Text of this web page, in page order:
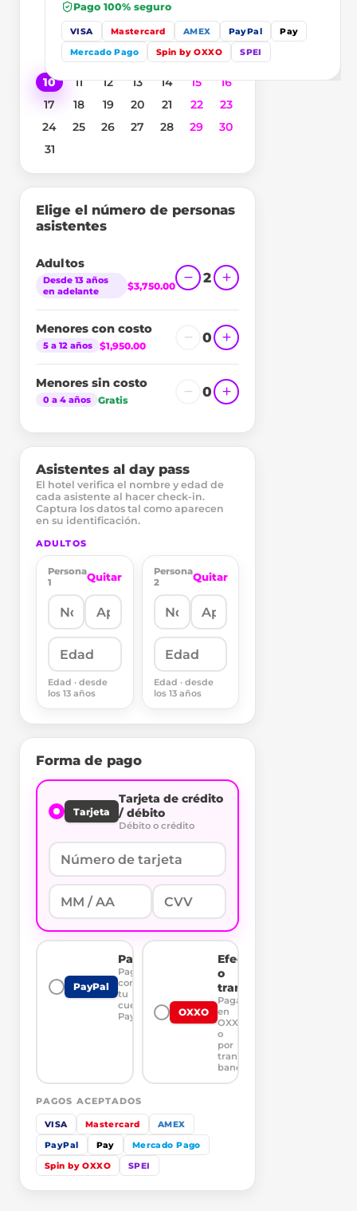
1
2
4 5 6 7 8
9
10
11 12 13 14 15
16
17
18 19 20 21 22
23
24
25 26 27 28 29
30
31
Elige el número de personas
asistentes
Adultos
Desde 13 años
en adelante
$3,750.00
2
Menores con costo
5 a 12 años $1,950.00
0
Menores sin costo
0 a 4 años Gratis
0
Asistentes al day pass
El hotel verifica el nombre y edad de
cada asistente al hacer check-in.
Captura los datos tal como aparecen
en su identificación.
ADULTOS
Persona
1
Quitar
Edad · desde
los 13 años
Persona
2
Quitar
Edad · desde
los 13 años
Forma de pago
Tarjeta
Tarjeta de crédito
/ débito
Débito o crédito
PayPal
PayPal
Paga
con
tu
cuenta
PayPal
OXXO
Efectivo
o
transferencia
Paga
en
OXXO
o
por
transferencia
bancaria
PAGOS ACEPTADOS
VISA Mastercard
AMEX
PayPal
Pay
Mercado Pago
Spin by OXXO
SPEI
Pago 100% seguro
VISA Mastercard AMEX PayPal
Pay
Mercado Pago
Spin by OXXO SPEI